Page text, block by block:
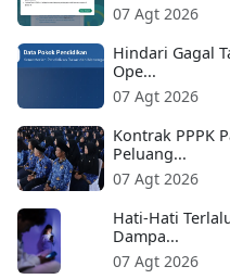
07 Agt 2026
Hindari Gagal
Ope...
07 Agt 2026
Kontrak PPPK
Peluang...
07 Agt 2026
Hati-Hati
Dampa...
07 Agt 2026